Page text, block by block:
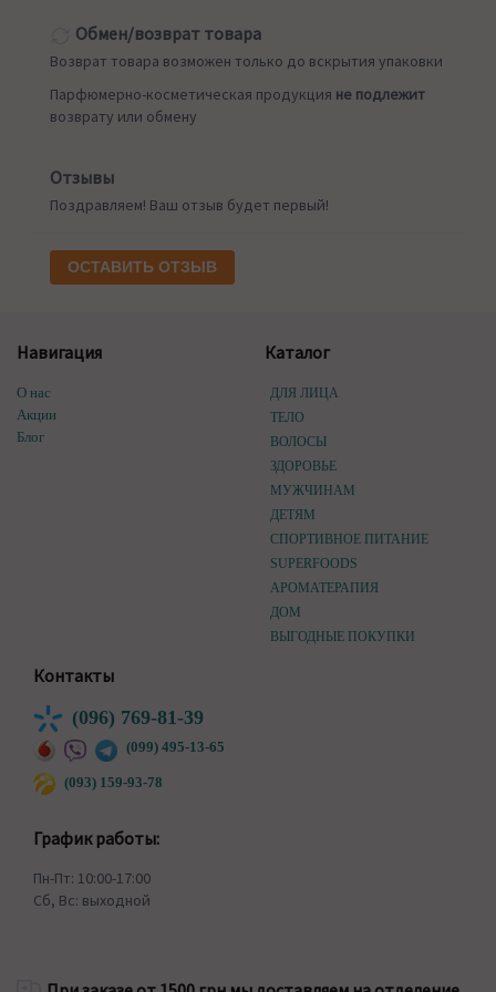
Обмен/возврат товара
Возврат товара возможен только до вскрытия упаковки
Парфюмерно-косметическая продукция не подлежит
возврату или обмену
Отзывы
Поздравляем! Ваш отзыв будет первый!
ОСТАВИТЬ ОТЗЫВ
Навигация
О нас
Акции
Блог
Каталог
ДЛЯ ЛИЦА
ТЕЛО
ВОЛОСЫ
ЗДОРОВЬЕ
МУЖЧИНАМ
ДЕТЯМ
СПОРТИВНОЕ ПИТАНИЕ
SUPERFOODS
АРОМАТЕРАПИЯ
ДОМ
ВЫГОДНЫЕ ПОКУПКИ
Контакты
(096) 769-81-39
(099) 495-13-65
(093) 159-93-78
График работы:
Пн-Пт: 10:00-17:00
Сб, Вс: выходной